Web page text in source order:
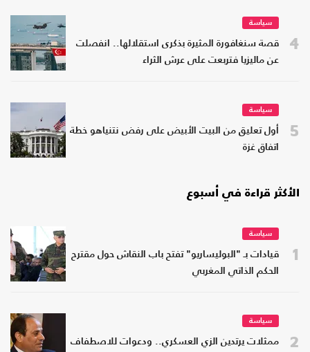
4
سياسة
قصة سنغافورة المثيرة بذكرى استقلالها.. انفصلت
عن ماليزيا فتربعت على عرش الثراء
5
سياسة
أول تعليق من البيت الأبيض على رفض نتنياهو خطة
اتفاق غزة
الأكثر قراءة في أسبوع
1
سياسة
قيادات بـ "البوليساريو" تفتح باب النقاش حول مقترح
الحكم الذاتي المغربي
2
سياسة
ممثلات يرتدين الزي العسكري.. ودعوات للاصطفاف